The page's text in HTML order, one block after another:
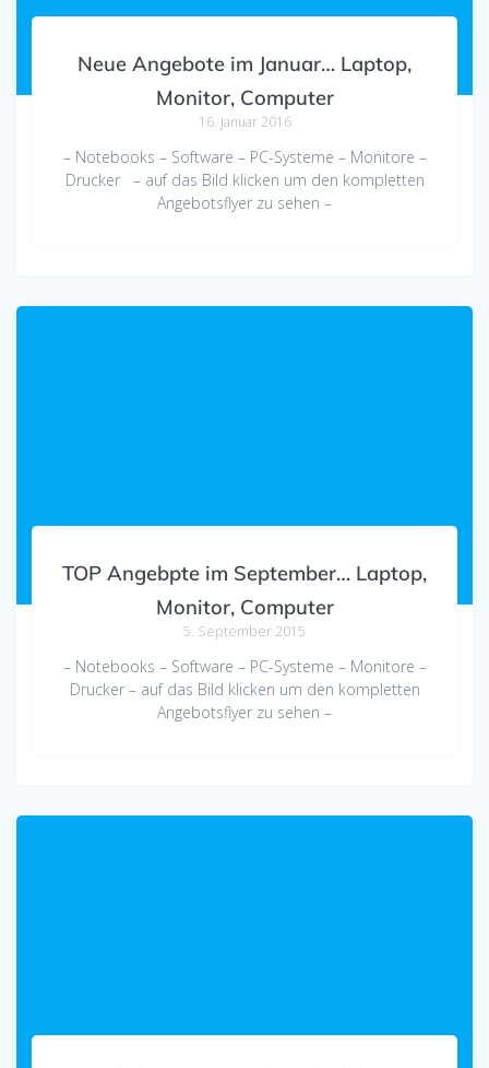
Neue Angebote im Januar… Laptop,
Monitor, Computer
16. Januar 2016
– Notebooks – Software – PC-Systeme – Monitore –
Drucker – auf das Bild klicken um den kompletten
Angebotsflyer zu sehen –
TOP Angebpte im September… Laptop,
Monitor, Computer
5. September 2015
– Notebooks – Software – PC-Systeme – Monitore –
Drucker – auf das Bild klicken um den kompletten
Angebotsflyer zu sehen –